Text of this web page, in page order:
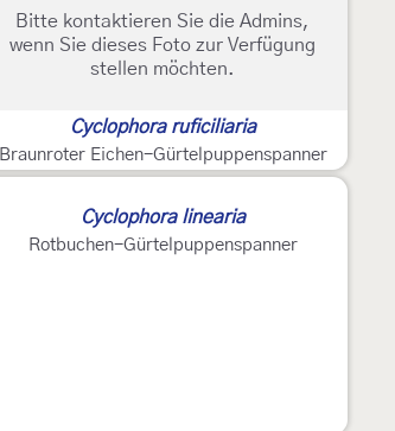
Bitte kontaktieren Sie die Admins,
wenn Sie dieses Foto zur Verfügung
stellen möchten.
Cyclophora ruficiliaria
Braunroter Eichen-Gürtelpuppenspanner
Cyclophora linearia
Rotbuchen-Gürtelpuppenspanner